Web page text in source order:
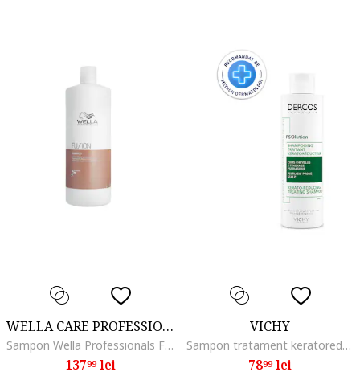
WELLA CARE PROFESSIONAL
Sampon Wella Professionals Fusion de reparare pentru par deteriorat, 1000 ml
13799lei
VICHY
Sampon tratament keratoreductor Dercos PSOlution, 200ml
7899lei